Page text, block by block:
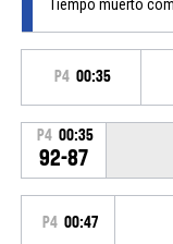
Tiempo muerto
P4 00:35
P4 00:35
92-87
P4 00:47